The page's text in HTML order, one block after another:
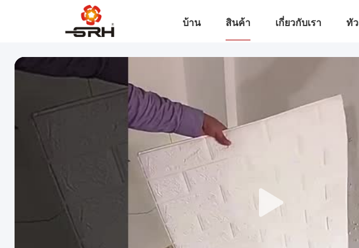
บ้าน สินค้า เกี่ยวกับเรา ทั